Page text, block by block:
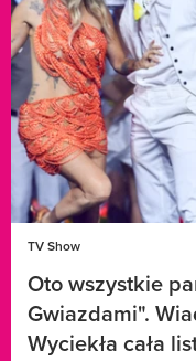
TV Show
Oto wszystkie
Gwiazdami".
Wyciekła cała